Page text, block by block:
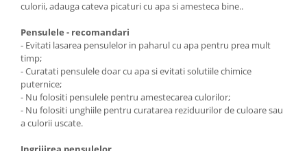
culorii, adauga cateva picaturi cu apa si amesteca bine..
Pensulele - recomandari
- Evitati lasarea pensulelor in paharul cu apa pentru prea mult
timp;
- Curatati pensulele doar cu apa si evitati solutiile chimice
puternice;
- Nu folositi pensulele pentru amestecarea culorilor;
- Nu folositi unghiile pentru curatarea reziduurilor de culoare sau
a culorii uscate.